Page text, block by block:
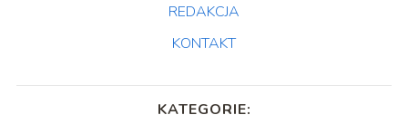
REDAKCJA
KONTAKT
KATEGORIE: